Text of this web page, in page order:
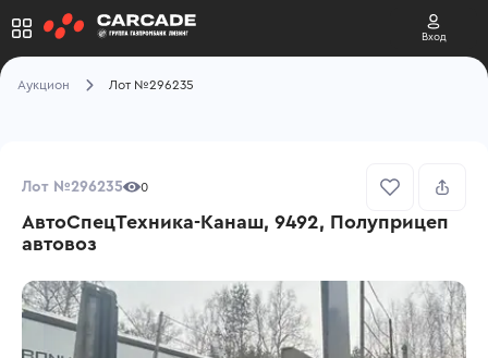
Вход
Аукцион Лот №296235
Лот №296235 0
АвтоСпецТехника-Канаш, 9492, Полуприцеп
автовоз